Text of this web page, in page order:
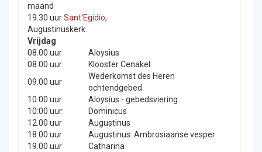
maand
19.30 uurSant'Egidio,
Augustinuskerk.
Vrijdag
08.00 uur
Aloysius
08.00 uur
Klooster Cenakel
09.00 uur
Wederkomst des Heren
ochtendgebed
10.00 uur
Aloysius - gebedsviering
10:00 uur:
Dominicus
12.00 uur
Augustinus
18.00 uur
Augustinus: Ambrosiaanse vesper
19.00 uur
Catharina